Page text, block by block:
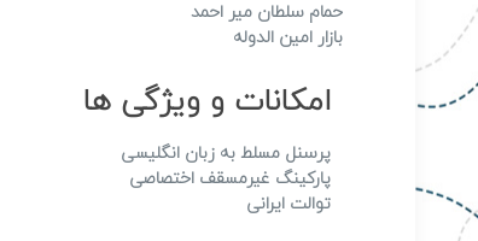
حمام سلطان میر احمد
بازار امین الدوله
امکانات و ویژگی ها
پرسنل مسلط به زبان انگلیسی
پارکینگ غیرمسقف اختصاصی
توالت ایرانی